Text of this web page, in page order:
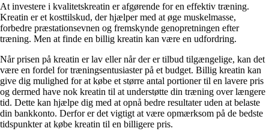
At investere i kvalitetskreatin er afgørende for en effektiv træning.
Kreatin er et kosttilskud, der hjælper med at øge muskelmasse,
forbedre præstationsevnen og fremskynde genopretningen efter
træning. Men at finde en billig kreatin kan være en udfordring.
Når prisen på kreatin er lav eller når der er tilbud tilgængelige, kan det
være en fordel for træningsentusiaster på et budget. Billig kreatin kan
give dig mulighed for at købe et større antal portioner til en lavere pris
og dermed have nok kreatin til at understøtte din træning over længere
tid. Dette kan hjælpe dig med at opnå bedre resultater uden at belaste
din bankkonto. Derfor er det vigtigt at være opmærksom på de bedste
tidspunkter at købe kreatin til en billigere pris.